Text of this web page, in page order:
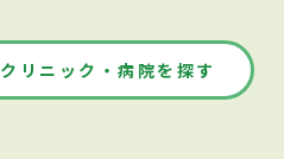
クリニック・病院を探す